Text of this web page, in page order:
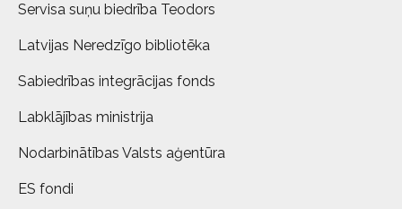
Servisa suņu biedrība Teodors
Latvijas Neredzīgo bibliotēka
Sabiedrības integrācijas fonds
Labklājības ministrija
Nodarbinātības Valsts aģentūra
ES fondi